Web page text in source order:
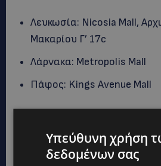
Λευκωσία: Nicosia Mall,
Μακαρίου Γ’ 17c
Λάρνακα: Metropolis Mall
Πάφος: Kings Avenue Mall
Τ: +30 211 1088 400 | Φ:
Υπεύθυνη χρήση
δεδομένων σας